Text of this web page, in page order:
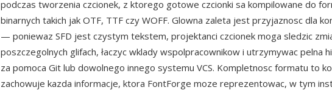
podczas tworzenia czcionek, z ktorego gotowe czcionki sa kompilowane do
binarnych takich jak OTF, TTF czy WOFF. Glowna zaleta jest przyjaznosc dla
— poniewaz SFD jest czystym tekstem, projektanci czcionek moga sledzic
poszczegolnych glifach, łaczyc wklady wspolpracownikow i utrzymywac pelna
za pomoca Git lub dowolnego innego systemu VCS. Kompletnosc formatu to
zachowuje kazda informacje, ktora FontForge moze reprezentowac, w tym